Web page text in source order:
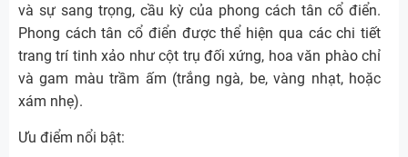
và sự sang trọng, cầu kỳ của phong cách tân cổ điển.
Phong cách tân cổ điển được thể hiện qua các chi tiết
trang trí tinh xảo như cột trụ đối xứng, hoa văn phào chỉ
và gam màu trầm ấm (trắng ngà, be, vàng nhạt, hoặc
xám nhẹ).
Ưu điểm nổi bật: